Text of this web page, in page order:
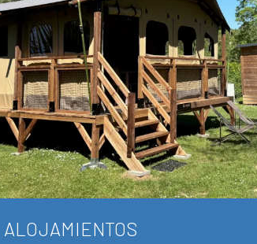
ALOJAMIENTOS